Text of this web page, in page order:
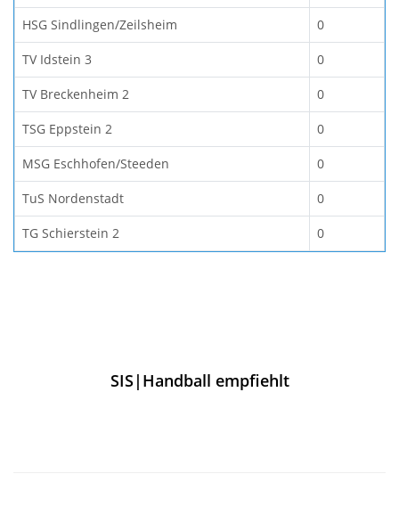
HSG Sindlingen/Zeilsheim 0
TV Idstein 3 0
TV Breckenheim 2 0
TSG Eppstein 2 0
MSG Eschhofen/Steeden 0
TuS Nordenstadt 0
TG Schierstein 2 0
SIS|Handball empfiehlt